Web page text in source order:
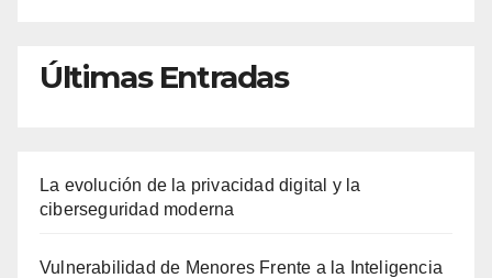
Últimas Entradas
La evolución de la privacidad digital y la
ciberseguridad moderna
Vulnerabilidad de Menores Frente a la Inteligencia